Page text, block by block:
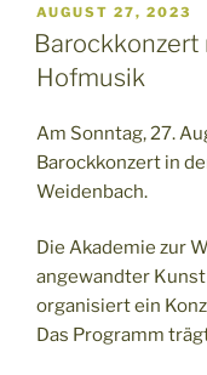
VERÖFFENTLICHT
AM
AUGUST 27, 2023
Hofmusik
Am Sonntag, 27.
Barockkonzert in
Weidenbach.
Die Akademie zur
angewandter
organisiert ein
Das Programm